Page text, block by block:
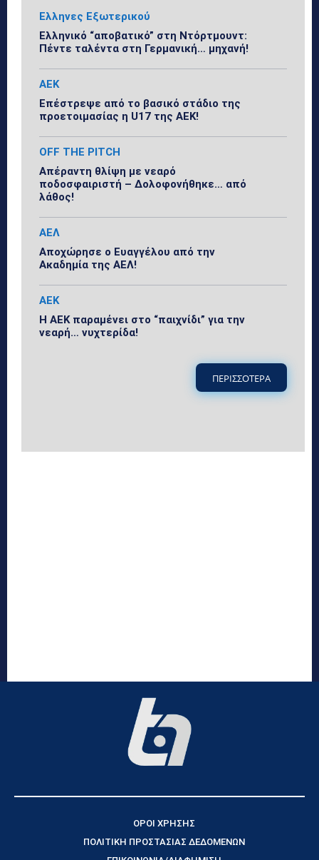
Ελληνες Εξωτερικού
Ελληνικό “αποβατικό” στη Ντόρτμουντ:
Πέντε ταλέντα στη Γερμανική… μηχανή!
ΑΕΚ
Επέστρεψε από το βασικό στάδιο της
προετοιμασίας η U17 της ΑΕΚ!
OFF THE PITCH
Απέραντη θλίψη με νεαρό
ποδοσφαιριστή – Δολοφονήθηκε… από
λάθος!
ΑΕΛ
Αποχώρησε ο Ευαγγέλου από την
Ακαδημία της ΑΕΛ!
ΑΕΚ
Η ΑΕΚ παραμένει στο “παιχνίδι” για την
νεαρή… νυχτερίδα!
ΠΕΡΙΣΣΟΤΕΡΑ
ΟΡΟΙ ΧΡΗΣΗΣ
ΠΟΛΙΤΙΚΗ ΠΡΟΣΤΑΣΙΑΣ ΔΕΔΟΜΕΝΩΝ